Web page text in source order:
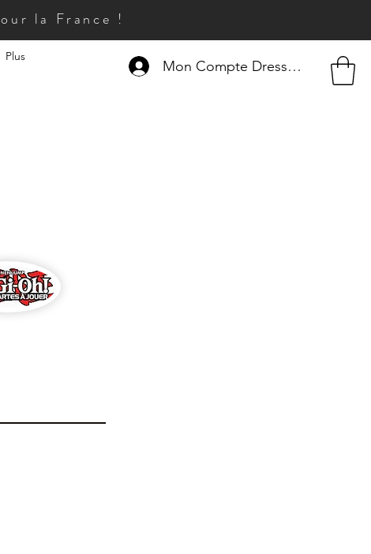
la France !
Plus
Mon Compte Dresseur